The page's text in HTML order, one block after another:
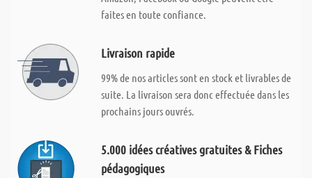
faites en toute confiance.
Livraison rapide
99% de nos articles sont en stock et livrables de
suite. La livraison sera donc effectuée dans les
prochains jours ouvrés.
5.000 idées créatives gratuites & Fiches
pédagogiques